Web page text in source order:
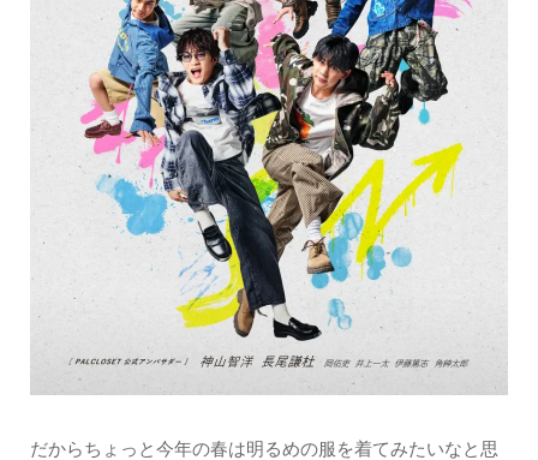
だからちょっと今年の春は明るめの服を着てみたいなと思